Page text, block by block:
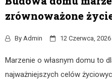
zrównoważone
By Admin 12 Czerwca, 2026
Marzenie o własnym domu to
najważniejszych celów